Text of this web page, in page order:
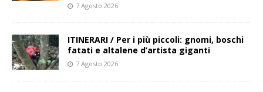
7 Agosto 2026
ITINERARI / Per i più piccoli: gnomi, boschi
fatati e altalene d’artista giganti
7 Agosto 2026